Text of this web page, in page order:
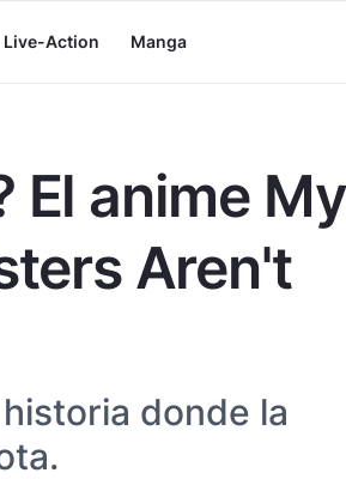
Live-Action Manga
El anime My
Aren't
donde la